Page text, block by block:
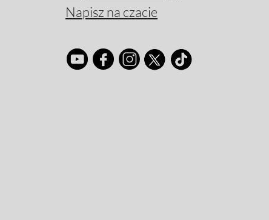
Napisz na czacie